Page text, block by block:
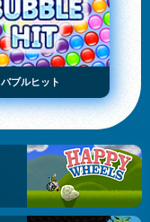
バブルヒット